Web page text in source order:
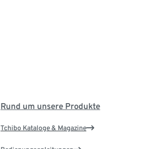
Rund um unsere Produkte
Tchibo Kataloge & Magazine